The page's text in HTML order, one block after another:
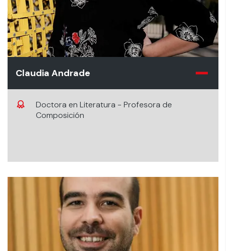
Claudia Andrade
Doctora en Literatura - Profesora de
Composición